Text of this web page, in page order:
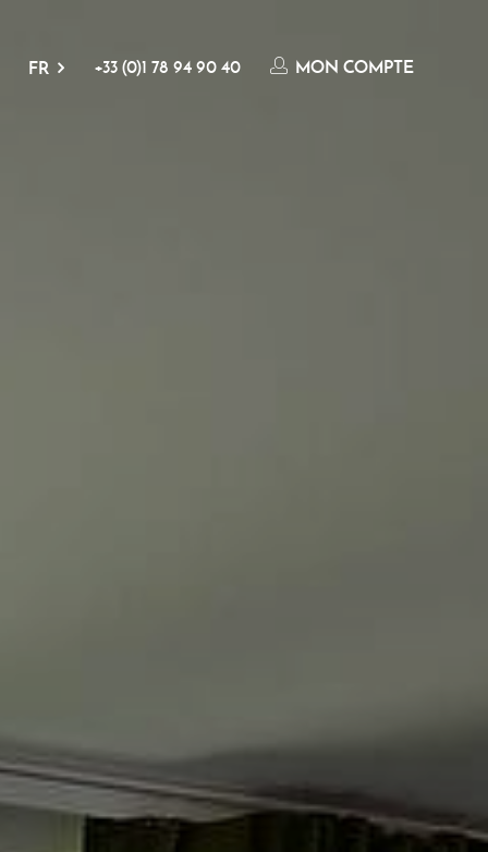
FR +33 (0)1 78 94 90 40 MON COMPTE